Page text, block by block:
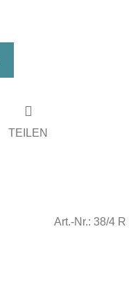
TEILEN
Art.-Nr.: 38/4 R